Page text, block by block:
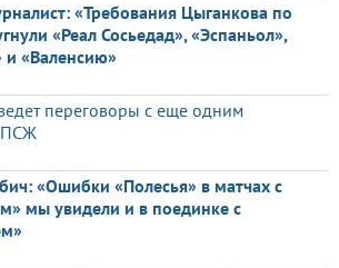
«Требования Цыганкова по
«Реал Сосьедад», «Эспаньол»,
и «Валенсию»
переговоры с еще одним
ПСЖ
«Ошибки «Полесья» в матчах с
мы увидели и в поединке с